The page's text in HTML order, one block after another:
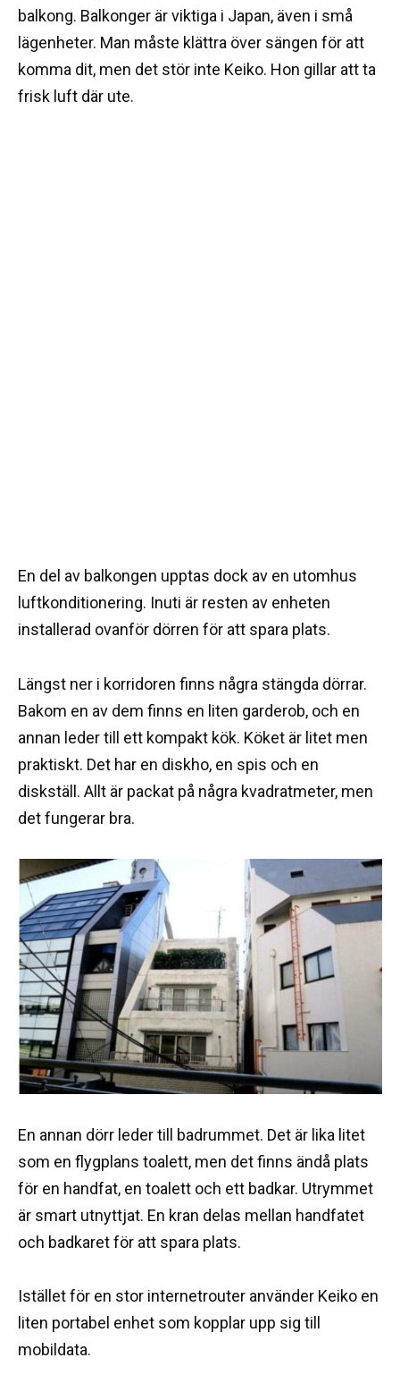
balkong. Balkonger är viktiga i Japan, även i små
lägenheter. Man måste klättra över sängen för att
komma dit, men det stör inte Keiko. Hon gillar att ta
frisk luft där ute.
En del av balkongen upptas dock av en utomhus
luftkonditionering. Inuti är resten av enheten
installerad ovanför dörren för att spara plats.
Längst ner i korridoren finns några stängda dörrar.
Bakom en av dem finns en liten garderob, och en
annan leder till ett kompakt kök. Köket är litet men
praktiskt. Det har en diskho, en spis och en
diskställ. Allt är packat på några kvadratmeter, men
det fungerar bra.
En annan dörr leder till badrummet. Det är lika litet
som en flygplans toalett, men det finns ändå plats
för en handfat, en toalett och ett badkar. Utrymmet
är smart utnyttjat. En kran delas mellan handfatet
och badkaret för att spara plats.
Istället för en stor internetrouter använder Keiko en
liten portabel enhet som kopplar upp sig till
mobildata.